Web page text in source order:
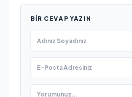
BIR CEVAP YAZIN